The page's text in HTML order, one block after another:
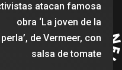
atacan famosa
obra ‘La joven de la
perla’, de Vermeer, con
salsa de tomate